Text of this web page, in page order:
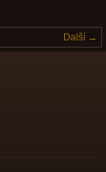
Další →